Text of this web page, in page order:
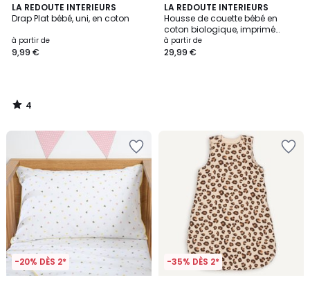
LA REDOUTE INTERIEURS
Drap Plat bébé, uni, en coton
à partir de
9,99 €
4
/
4
/
LA REDOUTE INTERIEURS
Housse de couette bébé en
coton biologique, imprimé
cœurs, SCACCO
à partir de
29,99 €
-20% DÈS 2* -35% DÈS 2*